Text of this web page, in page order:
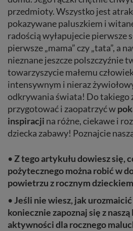
przedmioty. Wszystko jest
pokazywane paluszkiem i
radością wyłapujecie pierwsze
pierwsze „mama” czy „tata”, a
nieznane jeszcze polszczyźnie
towarzyszycie małemu
intensywnym i nieraz
odkrywania świata! Do takiego
przygotować i zaopatrzyć w
inspiracji na różne, ciekawe i
dziecka zabawy! Poznajcie
•Z tego artykułu dowiesz się,
pożytecznego można robić w
powietrzu z rocznym
•Jeśli nie wiesz, jak
koniecznie zapoznaj się z
aktywności dla rocznego